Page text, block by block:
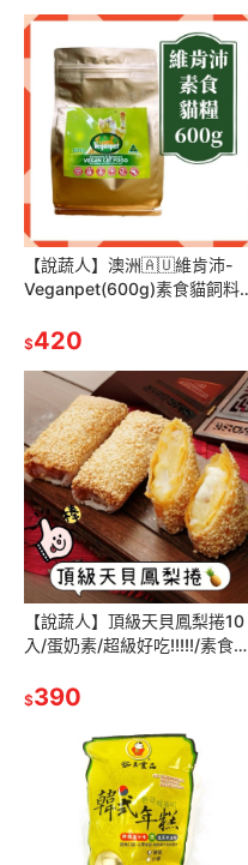
【說蔬人】澳洲🇦🇺維肯沛-
Veganpet(600g)素食貓飼料
糧/素食貓飼料/小包
$420
【說蔬人】頂級天貝鳳梨捲10
入/蛋奶素/超級好吃!!!!!/素食春
點/中式點心/天貝
$390